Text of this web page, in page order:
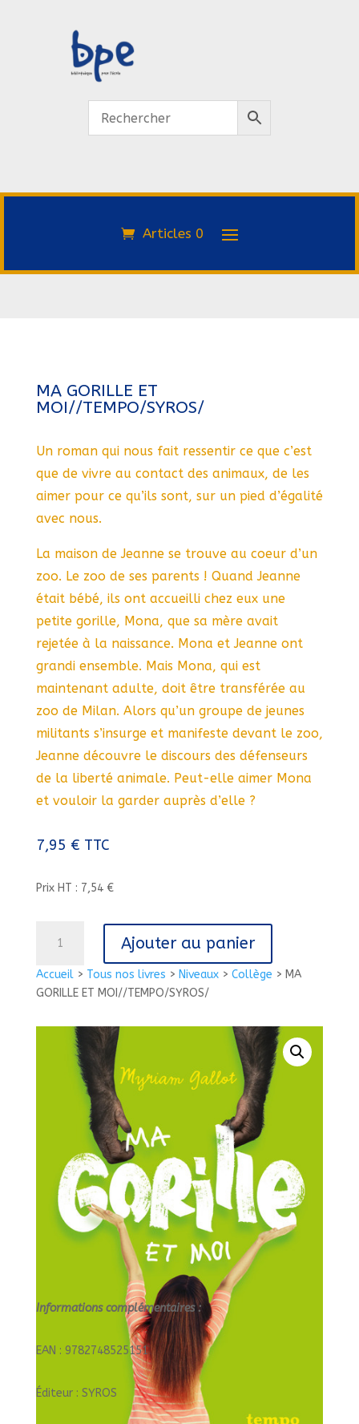
Articles 0
Accueil> Tous nos livres > Niveaux> Collège > MA
GORILLE ET MOI//TEMPO/SYROS/
MA GORILLE ET
MOI//TEMPO/SYROS/
Un roman qui nous fait ressentir ce que c’est
que de vivre au contact des animaux, de les
aimer pour ce qu’ils sont, sur un pied d’égalité
avec nous.
La maison de Jeanne se trouve au coeur d’un
zoo. Le zoo de ses parents ! Quand Jeanne
était bébé, ils ont accueilli chez eux une
petite gorille, Mona, que sa mère avait
rejetée à la naissance. Mona et Jeanne ont
grandi ensemble. Mais Mona, qui est
maintenant adulte, doit être transférée au
zoo de Milan. Alors qu’un groupe de jeunes
militants s’insurge et manifeste devant le zoo,
Jeanne découvre le discours des défenseurs
de la liberté animale. Peut-elle aimer Mona
et vouloir la garder auprès d’elle ?
7,95 € TTC
Prix HT : 7,54 €
MA
GORILLE
Ajouter au panier
Informations complémentaires :
EAN : 9782748525151
Éditeur : SYROS